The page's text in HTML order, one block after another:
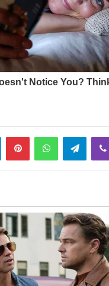
LinkedInPinterestWhatsApp